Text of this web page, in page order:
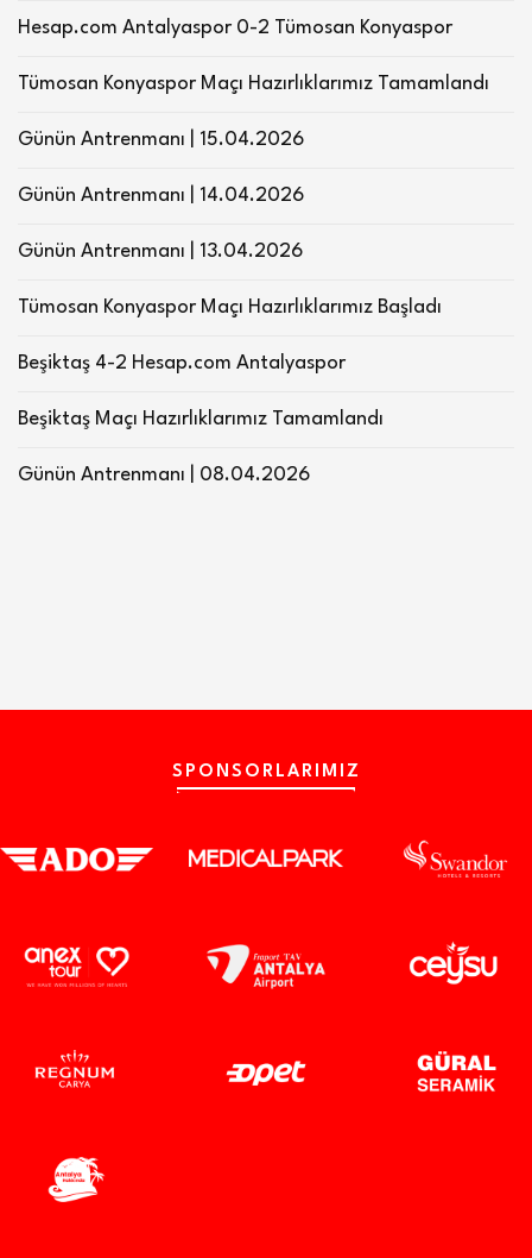
Hesap.com Antalyaspor 0-2 Tümosan Konyaspor
Tümosan Konyaspor Maçı Hazırlıklarımız Tamamlandı
Günün Antrenmanı | 15.04.2026
Günün Antrenmanı | 14.04.2026
Günün Antrenmanı | 13.04.2026
Tümosan Konyaspor Maçı Hazırlıklarımız Başladı
Beşiktaş 4-2 Hesap.com Antalyaspor
Beşiktaş Maçı Hazırlıklarımız Tamamlandı
Günün Antrenmanı | 08.04.2026
SPONSORLARIMIZ